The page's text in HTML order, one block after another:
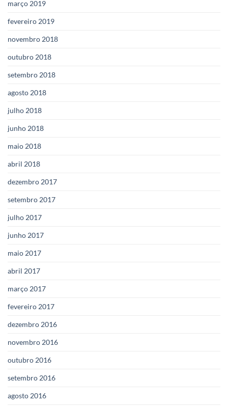
março 2019
fevereiro 2019
novembro 2018
outubro 2018
setembro 2018
agosto 2018
julho 2018
junho 2018
maio 2018
abril 2018
dezembro 2017
setembro 2017
julho 2017
junho 2017
maio 2017
abril 2017
março 2017
fevereiro 2017
dezembro 2016
novembro 2016
outubro 2016
setembro 2016
agosto 2016